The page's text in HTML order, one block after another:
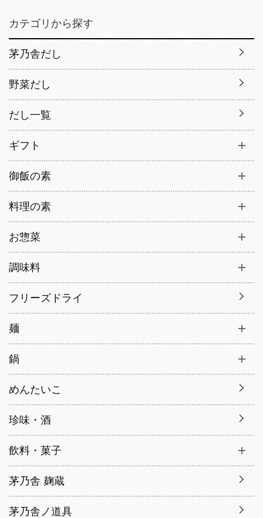
カテゴリから探す
茅乃舎だし
野菜だし
だし一覧
ギフト
御飯の素
料理の素
お惣菜
調味料
フリーズドライ
麺
鍋
めんたいこ
珍味・酒
飲料・菓子
茅乃舎 麹蔵
茅乃舎ノ道具